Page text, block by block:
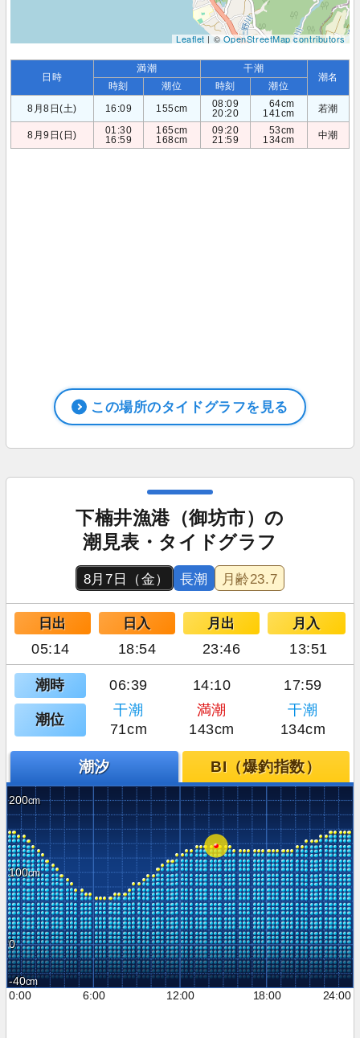
Leaflet| © OpenStreetMap contributors
日時
満潮 干潮
潮名
時刻 潮位 時刻
潮位
8月8日(土)
16:09 155cm
08:09
20:20
64cm
141cm
若潮
8月9日(日)
01:30
16:59
165cm
168cm
09:20
21:59
53cm
134cm
中潮
この場所のタイドグラフを見る
下楠井漁港（御坊市）の
潮見表・タイドグラフ
8月7日（金） 長潮 月齢23.7
日出 日入 月出 月入
05:14 18:54 23:46 13:51
潮時 06:39 14:10 17:59
潮位
干潮 満潮
干潮
71cm
143cm 134cm
潮汐 BI（爆釣指数）
200
100
0
-40
0:00
6:00 12:00 18:00 24:00